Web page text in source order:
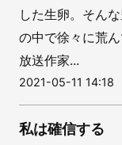
した生卵。そん
の中で徐々に荒
放送作家...
2021-05-11 14:18
私は確信する